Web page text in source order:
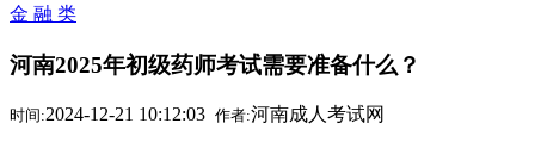
金 融 类
河南2025年初级药师考试需要准备什么？
时间:2024-12-21 10:12:03 作者:河南成人考试网